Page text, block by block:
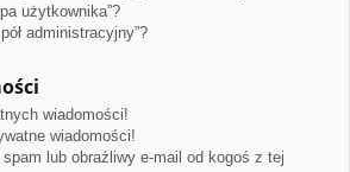
użytkownika”?
administracyjny”?
wiadomości!
wiadomości!
spam lub obraźliwy e-mail od kogoś z tej